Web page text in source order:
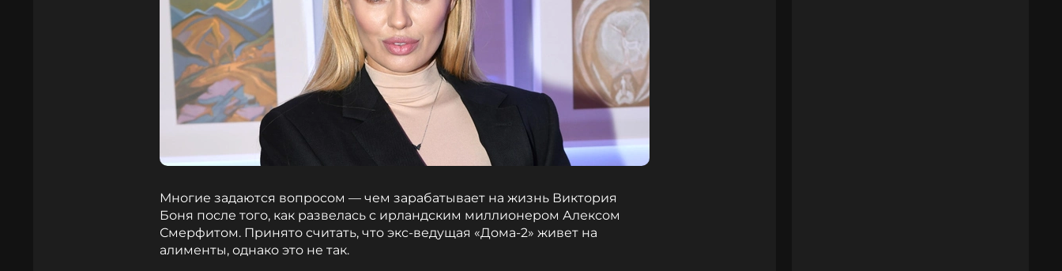
Многие задаются вопросом — чем зарабатывает на жизнь Виктория
Боня после того, как развелась с ирландским миллионером Алексом
Смерфитом. Принято считать, что экс-ведущая «Дома-2» живет на
алименты, однако это не так.